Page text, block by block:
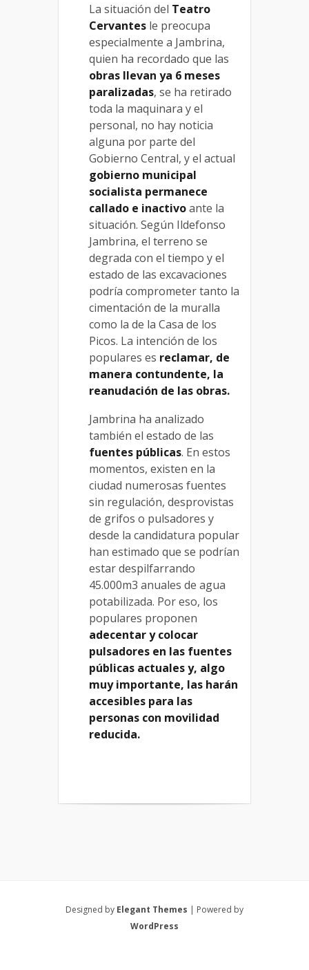
La situación del Teatro
Cervantes le preocupa
especialmente a Jambrina,
quien ha recordado que las
obras llevan ya 6 meses
paralizadas, se ha retirado
toda la maquinara y el
personal, no hay noticia
alguna por parte del
Gobierno Central, y el actual
gobierno municipal
socialista permanece
callado e inactivoante la
situación. Según Ildefonso
Jambrina, el terreno se
degrada con el tiempo y el
estado de las excavaciones
podría comprometer tanto la
cimentación de la muralla
como la de la Casa de los
Picos. La intención de los
populares es reclamar, de
manera contundente, la
reanudación de las obras.
Jambrina ha analizado
también el estado de las
fuentes públicas. En estos
momentos, existen en la
ciudad numerosas fuentes
sin regulación, desprovistas
de grifos o pulsadores y
desde la candidatura popular
han estimado que se podrían
estar despilfarrando
45.000m3 anuales de agua
potabilizada. Por eso, los
populares proponen
adecentar y colocar
pulsadores en las fuentes
públicas actuales y, algo
muy importante, las harán
accesibles para las
personas con movilidad
reducida.
Designed by Elegant Themes | Powered by
WordPress